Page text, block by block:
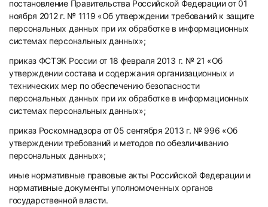
постановление Правительства Российской Федерации от 01
ноября 2012 г. № 1119 «Об утверждении требований к защите
персональных данных при их обработке в информационных
системах персональных данных»;
приказ ФСТЭК России от 18 февраля 2013 г. № 21 «Об
утверждении состава и содержания организационных и
технических мер по обеспечению безопасности
персональных данных при их обработке в информационных
системах персональных данных»;
приказ Роскомнадзора от 05 сентября 2013 г. № 996 «Об
утверждении требований и методов по обезличиванию
персональных данных»;
иные нормативные правовые акты Российской Федерации и
нормативные документы уполномоченных органов
государственной власти.